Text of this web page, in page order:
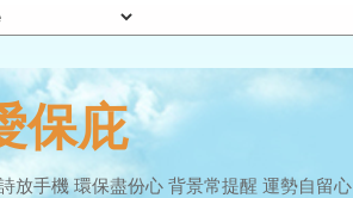
保庇
放手機 環保盡份心 背景常提醒 運勢自留心